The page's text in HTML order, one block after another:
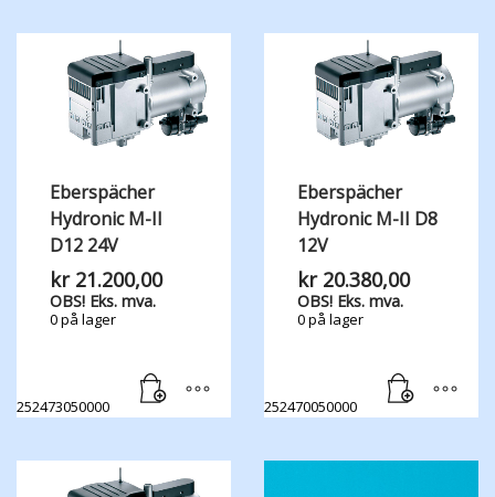
Eberspächer
Hydronic M-II
D12 24V
kr21.200,00
OBS! Eks. mva.
0 på lager
252473050000
Eberspächer
Hydronic M-II D8
12V
kr20.380,00
OBS! Eks. mva.
0 på lager
252470050000